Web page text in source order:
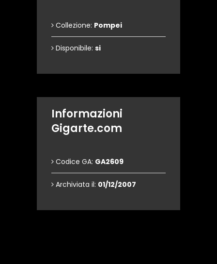
Collezione: Pompei
Disponibile: si
Informazioni
Gigarte.com
Codice GA: GA2609
Archiviata il: 01/12/2007